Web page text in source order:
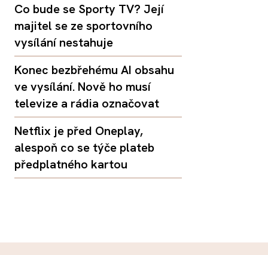
Co bude se Sporty TV? Její
majitel se ze sportovního
vysílání nestahuje
Konec bezbřehému AI obsahu
ve vysílání. Nově ho musí
televize a rádia označovat
Netflix je před Oneplay,
alespoň co se týče plateb
předplatného kartou